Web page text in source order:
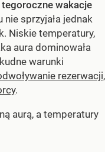
wakacje
nie sprzyjała jednak
Niskie temperatury,
aura dominowała
warunki
rezerwacji,
.
aurą, a temperatury